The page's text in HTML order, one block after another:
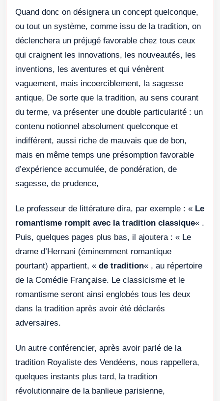
Quand donc on désignera un concept quelconque,
ou tout un système, comme issu de la tradition, on
déclenchera un préjugé favorable chez tous ceux
qui craignent les innovations, les nouveautés, les
inventions, les aventures et qui vénèrent
vaguement, mais incoerciblement, la sagesse
antique, De sorte que la tradition, au sens courant
du terme, va présenter une double particularité : un
contenu notionnel absolument quelconque et
indifférent, aussi riche de mauvais que de bon,
mais en même temps une présomption favorable
d’expérience accumulée, de pondération, de
sagesse, de prudence,
Le professeur de littérature dira, par exemple : « Le
romantisme rompit avec la tradition classique« .
Puis, quelques pages plus bas, il ajoutera : « Le
drame d’Hernani (éminemment romantique
pourtant) appartient, « de tradition« , au répertoire
de la Comédie Française. Le classicisme et le
romantisme seront ainsi englobés tous les deux
dans la tradition après avoir été déclarés
adversaires.
Un autre conférencier, après avoir parlé de la
tradition Royaliste des Vendéens, nous rappellera,
quelques instants plus tard, la tradition
révolutionnaire de la banlieue parisienne,